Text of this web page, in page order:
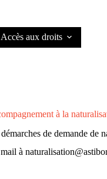
Accès aux droits
à la
de demande de
à